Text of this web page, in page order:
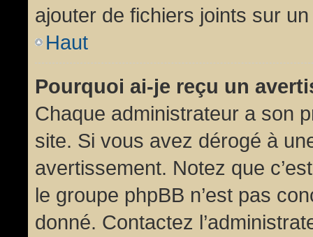
ajouter de fichiers joints sur
Haut
Pourquoi ai-je reçu un
Chaque administrateur a son
site. Si vous avez dérogé à
avertissement. Notez que
le groupe phpBB n’est pas
donné. Contactez